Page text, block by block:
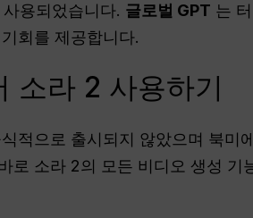
용되었습니다. 글로벌 GPT 는
회를 제공합니다.
소라 2 사용하기
적으로 출시되지 않았으며 북미
로 소라 2의 모든 비디오 생성 기